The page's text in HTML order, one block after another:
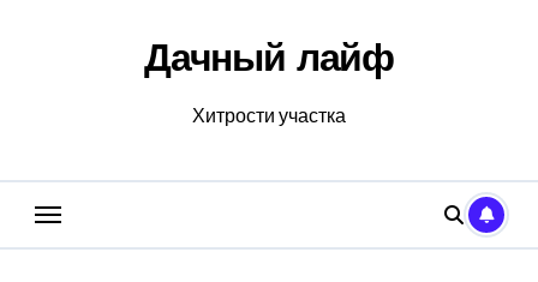
Дачный лайф
Хитрости участка